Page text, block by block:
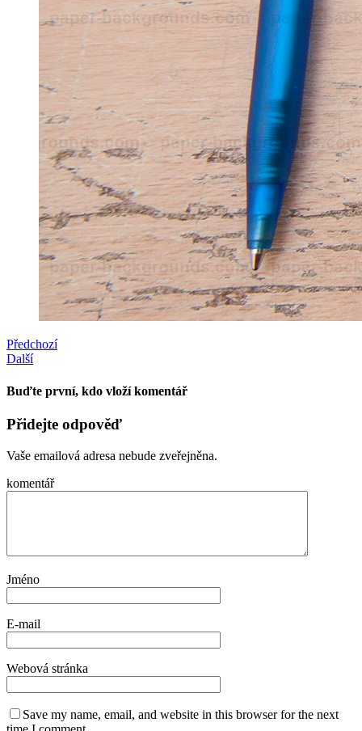
Předchozí
Další
Buďte první, kdo vloží komentář
Přidejte odpověď
Vaše emailová adresa nebude zveřejněna.
komentář
Jméno
E-mail
Webová stránka
Save my name, email, and website in this browser for the next